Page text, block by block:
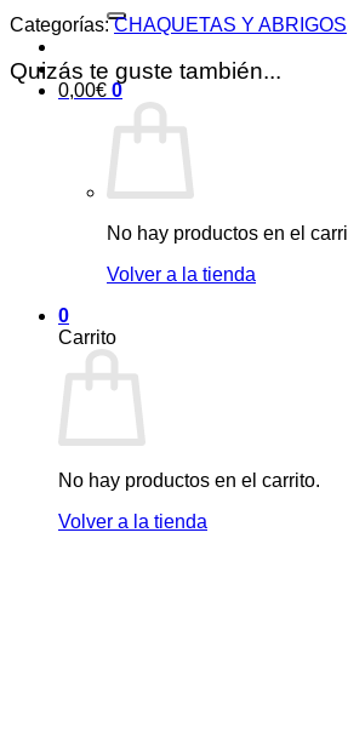
0,00€ 0
No hay productos en el
Volver a la tienda
0
Carrito
No hay productos en el carrito.
Volver a la tienda
Categorías:CHAQUETAS Y ABRIGOS
Quizás te guste también...